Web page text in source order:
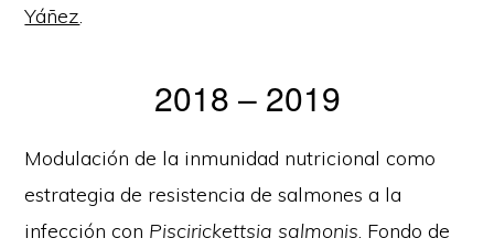
Yáñez.
2018 – 2019
Modulación de la inmunidad nutricional como
estrategia de resistencia de salmones a la
infección con Piscirickettsia salmonis. Fondo de